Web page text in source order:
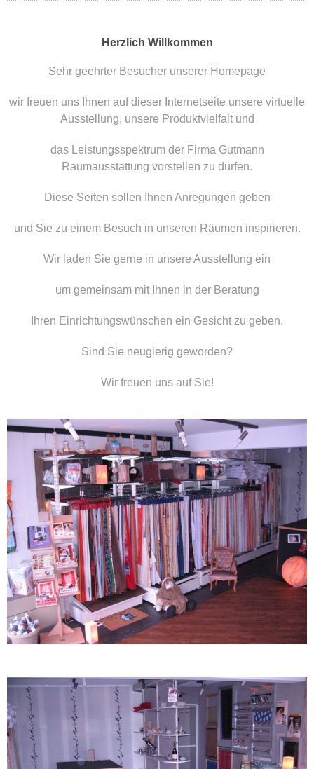
Herzlich Willkommen
Sehr geehrter Besucher unserer Homepage
wir freuen uns Ihnen auf dieser Internetseite unsere virtuelle
Ausstellung, unsere Produktvielfalt und
das Leistungsspektrum der Firma Gutmann
Raumausstattung vorstellen zu dürfen.
Diese Seiten sollen Ihnen Anregungen geben
und Sie zu einem Besuch in unseren Räumen inspirieren.
Wir laden Sie gerne in unsere Ausstellung ein
um gemeinsam mit Ihnen in der Beratung
Ihren Einrichtungswünschen ein Gesicht zu geben.
Sind Sie neugierig geworden?
Wir freuen uns auf Sie!